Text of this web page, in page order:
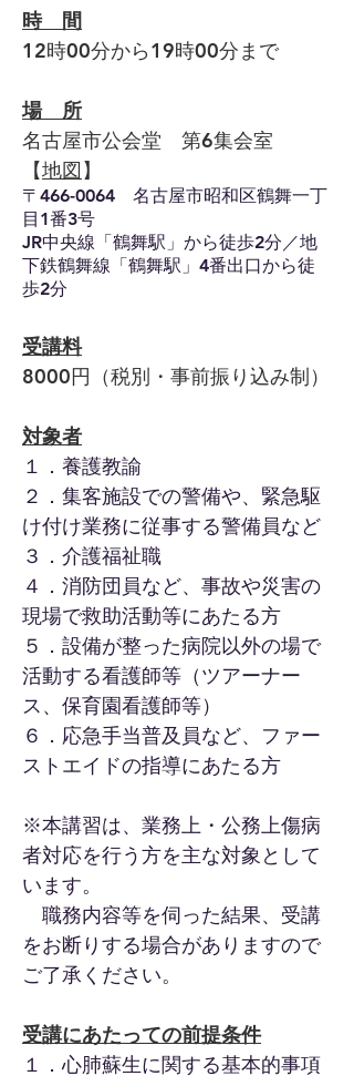
時 間
12時00分から19時00分まで
場 所
名古屋市公会堂 第6集会室
【地図】
〒466-0064 名古屋市昭和区鶴舞一丁
目1番3号
JR中央線「鶴舞駅」から徒歩2分／地
下鉄鶴舞線「鶴舞駅」4番出口から徒
歩2分
受講料
8000円（税別・事前振り込み制）
対象者
１．養護教諭
２．集客施設での警備や、緊急駆
け付け業務に従事する警備員など
３．介護福祉職
４．消防団員など、事故や災害の
現場で救助活動等にあたる方
５．設備が整った病院以外の場で
活動する看護師等（ツアーナー
ス、保育園看護師等）
６．応急手当普及員など、ファー
ストエイドの指導にあたる方
※本講習は、業務上・公務上傷病
者対応を行う方を主な対象として
います。
職務内容等を伺った結果、受講
をお断りする場合がありますので
ご了承ください。
受講にあたっての前提条件
１．心肺蘇生に関する基本的事項